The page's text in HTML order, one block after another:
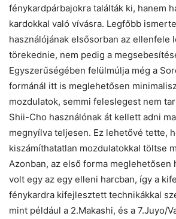
fénykardpárbajokra találták ki, hanem
kardokkal való vívásra. Legfőbb
használójának elsősorban az ellenfele
törekednie, nem pedig a
Egyszerűségében felülmúlja még a
formánál itt is meglehetősen
mozdulatok, semmi feleslegest nem
Shii-Cho használónak át kellett adni
megnyílva teljesen. Ez lehetővé tette,
kiszámíthatatlan mozdulatokkal töltse
Azonban, az első forma meglehetősen
volt egy az egy elleni harcban, így a
fénykardra kifejlesztett technikákkal
mint például a 2.Makashi, és a 7.Juyo/